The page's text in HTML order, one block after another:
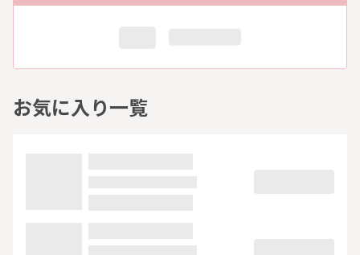
お気に入り一覧